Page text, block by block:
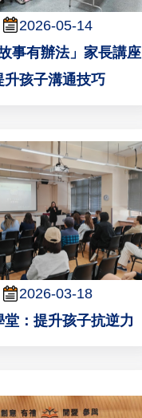
2026-05-14
事有辦法」家長講座
升孩子溝通技巧
2026-03-18
堂：提升孩子抗逆力